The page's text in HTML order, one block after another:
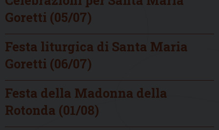
Goretti (05/07)
Festa liturgica di Santa Maria
Goretti (06/07)
Festa della Madonna della
Rotonda (01/08)